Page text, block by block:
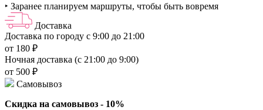
‣ Заранее планируем маршруты, чтобы быть вовремя
Доставка
Доставка по городу с 9:00 до 21:00
от 180 ₽
Ночная доставка (с 21:00 до 9:00)
от 500 ₽
Самовывоз
Скидка на самовывоз - 10%